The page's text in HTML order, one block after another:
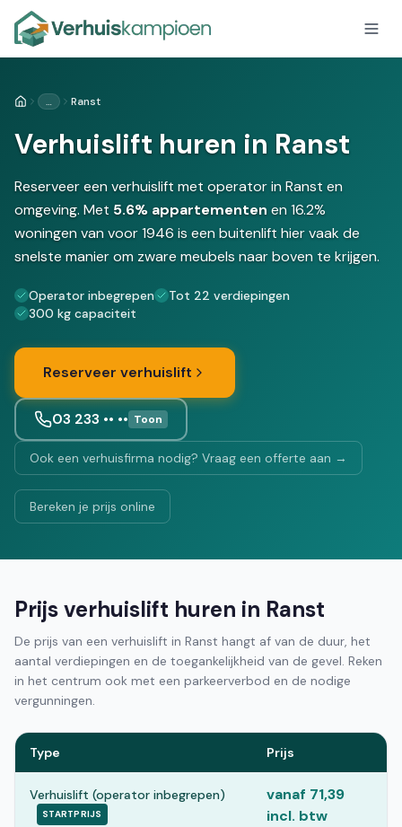
Home… Ranst
Verhuislift huren in Ranst
Reserveer een verhuislift met operator in Ranst en
omgeving. Met 5.6% appartementen en 16.2%
woningen van voor 1946 is een buitenlift hier vaak de
snelste manier om zware meubels naar boven te krijgen.
Operator inbegrepen
Tot 22 verdiepingen
300 kg capaciteit
Reserveer verhuislift
03 233 •• •• Toon
Ook een verhuisfirma nodig? Vraag een offerte aan →
Bereken je prijs online
Prijs verhuislift huren in Ranst
De prijs van een verhuislift in Ranst hangt af van de duur, het
aantal verdiepingen en de toegankelijkheid van de gevel. Reken
in het centrum ook met een parkeerverbod en de nodige
vergunningen.
Type Prijs
Verhuislift (operator inbegrepen)
STARTPRIJS
vanaf 71,39
incl. btw